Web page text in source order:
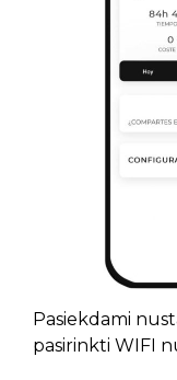
Pasiekdami
pasirinkti WIFI